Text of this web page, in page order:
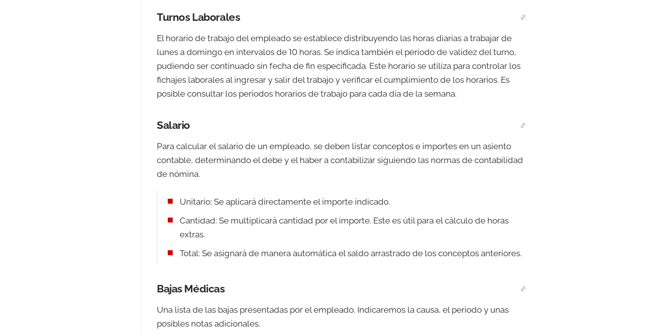
Turnos Laborales
El horario de trabajo del empleado se establece distribuyendo las horas diarias a trabajar de
lunes a domingo en intervalos de 10 horas. Se indica también el periodo de validez del turno,
pudiendo ser continuado sin fecha de fin especificada. Este horario se utiliza para controlar los
fichajes laborales al ingresar y salir del trabajo y verificar el cumplimiento de los horarios. Es
posible consultar los periodos horarios de trabajo para cada día de la semana.
Salario
Para calcular el salario de un empleado, se deben listar conceptos e importes en un asiento
contable, determinando el debe y el haber a contabilizar siguiendo las normas de contabilidad
de nómina.
Unitario: Se aplicará directamente el importe indicado.
Cantidad: Se multiplicará cantidad por el importe. Este es útil para el cálculo de horas
extras.
Total: Se asignará de manera automática el saldo arrastrado de los conceptos anteriores.
Bajas Médicas
Una lista de las bajas presentadas por el empleado. Indicaremos la causa, el periodo y unas
posibles notas adicionales.